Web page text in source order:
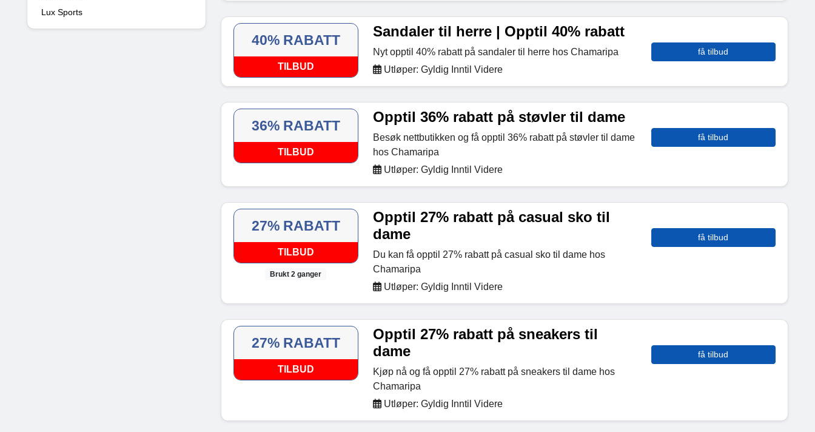
Lux Sports
40% RABATT
TILBUD
Sandaler til herre | Opptil 40% rabatt
Nyt opptil 40% rabatt på sandaler til herre hos Chamaripa
Utløper: Gyldig Inntil Videre
få tilbud
36% RABATT
TILBUD
Opptil 36% rabatt på støvler til dame
Besøk nettbutikken og få opptil 36% rabatt på støvler til dame
hos Chamaripa
Utløper: Gyldig Inntil Videre
få tilbud
27% RABATT
TILBUD
Brukt 2 ganger
Opptil 27% rabatt på casual sko til
dame
Du kan få opptil 27% rabatt på casual sko til dame hos
Chamaripa
Utløper: Gyldig Inntil Videre
få tilbud
27% RABATT
TILBUD
Opptil 27% rabatt på sneakers til
dame
Kjøp nå og få opptil 27% rabatt på sneakers til dame hos
Chamaripa
Utløper: Gyldig Inntil Videre
få tilbud